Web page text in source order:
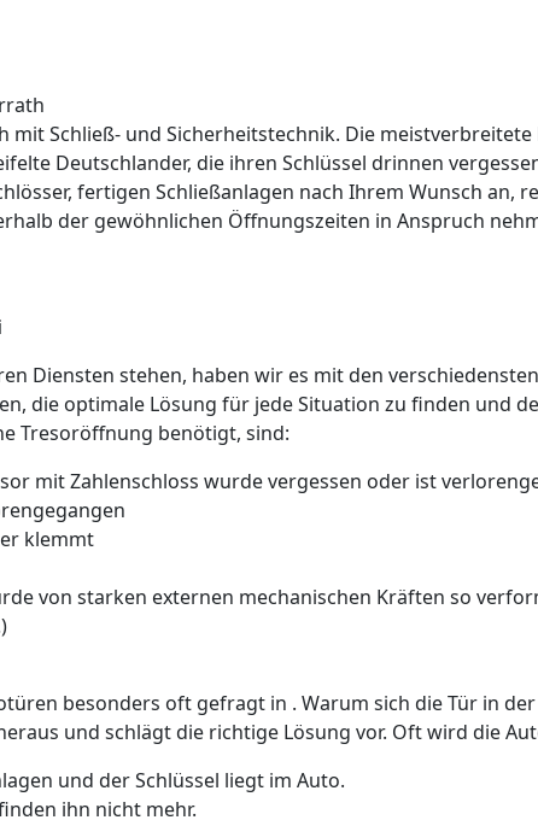
mit Schließ- und Sicherheitstechnik. Die
Deutschlander, die ihren Schlüssel drinnen
fertigen Schließanlagen nach Ihrem Wunsch an,
der gewöhnlichen Öffnungszeiten in Anspruch
Diensten stehen, haben wir es mit den
die optimale Lösung für jede Situation zu finden und
Tresoröffnung benötigt, sind:
mit Zahlenschloss wurde vergessen oder ist
klemmt
von starken externen mechanischen Kräften so
besonders oft gefragt in . Warum sich die Tür in
und schlägt die richtige Lösung vor. Oft wird die
und der Schlüssel liegt im Auto.
ihn nicht mehr.